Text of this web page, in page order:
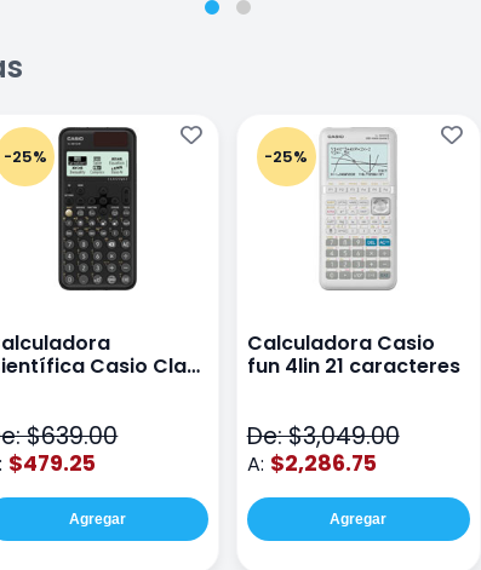
-25%
Casio Class
$639.00
$479.25
Agregar
-25%
Calculadora Casio
fun 4lin 21 caracteres
De: $3,049.00
A: $2,286.75
Agregar